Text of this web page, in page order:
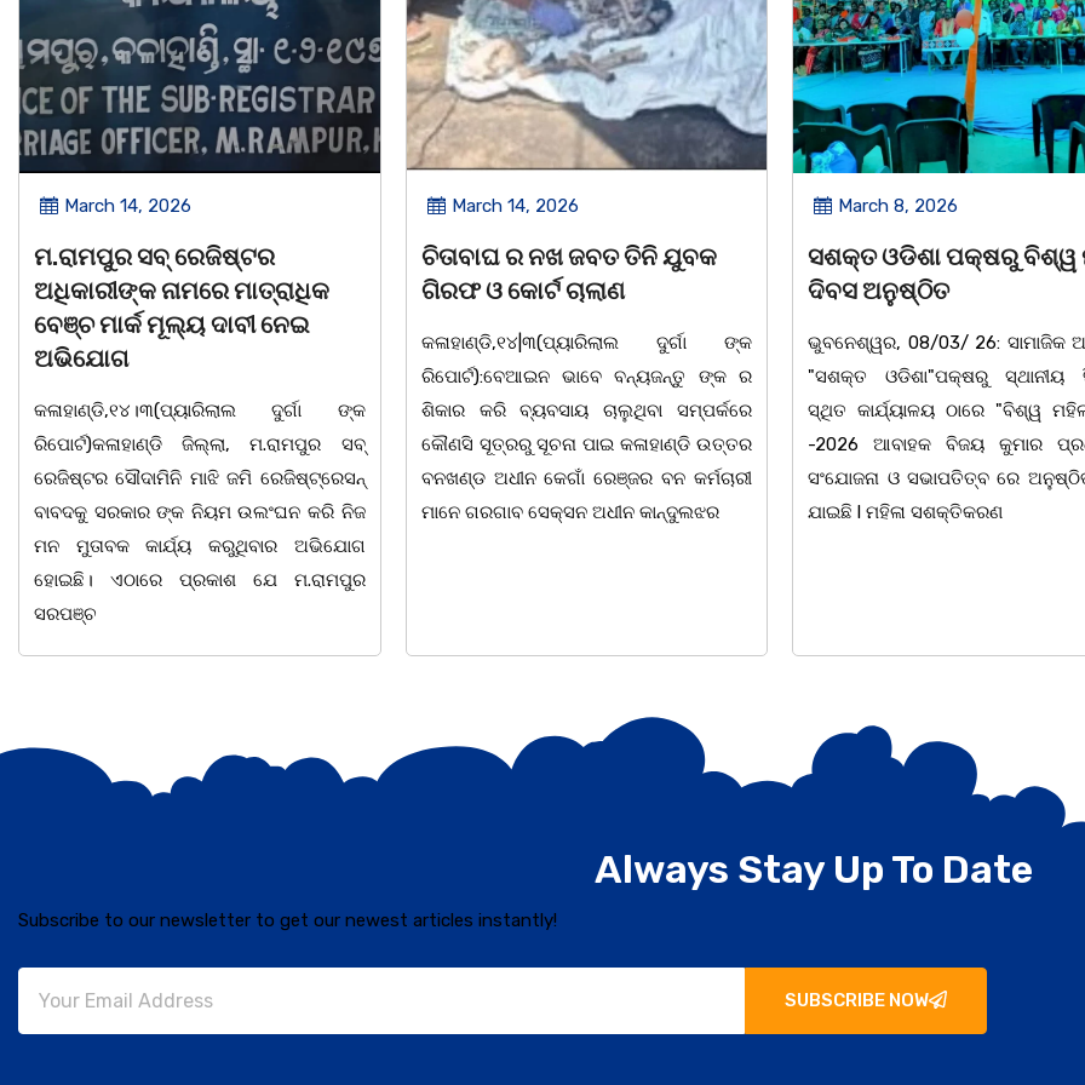
March 14, 2026
ଚିତାବାଘ ର ନଖ ଜବତ ତିନି ଯୁବକ
ଗିରଫ ଓ କୋର୍ଟ ଚାଲାଣ
କଳାହାଣ୍ଡି,୧୪|୩(ପ୍ୟାରିଲାଲ ଦୁର୍ଗା ଙ୍କ
ଶିକାର କରି ବ୍ୟବସାୟ ଚାଲୁଥିବା ସମ୍ପର୍କରେ
କୌଣସି ସୂତ୍ରରୁ ସୂଚନା ପାଇ କଳାହାଣ୍ଡି ଉତ୍ତର
ବନଖଣ୍ଡ ଅଧୀନ କେଗାଁ ରେଞ୍ଜର ବନ କର୍ମଚାରୀ
ମାନେ ଗରଗାବ ସେକ୍ସନ ଅଧୀନ କାନ୍ଦୁଲଝର
March 8, 2026
ସଶକ୍ତ ଓଡିଶା ପକ୍ଷରୁ ବିଶ୍ୱ ମହିଳା
ଦିବସ ଅନୁଷ୍ଠିତ
ଭୁବନେଶ୍ୱର, 08/03/ 26: ସାମାଜିକ ଅନୁଷ୍ଠାନ
"ସଶକ୍ତ ଓଡିଶା"ପକ୍ଷରୁ ସ୍ଥାନୀୟ ସିଆରପି
ସ୍ଥିତ କାର୍ଯ୍ୟାଳୟ ଠାରେ "ବିଶ୍ୱ ମହିଳା ଦିବସ
-2026 ଆବାହକ ବିଜୟ କୁମାର ପ୍ରଧାନଙ୍କ
ସଂଯୋଜନା ଓ ସଭାପତିତ୍ବ ରେ ଅନୁଷ୍ଠିତ ହୋଇ
ଯାଇଛି l ମହିଳା ସଶକ୍ତିକରଣ
March 8, 2026
ଆନ୍ତର୍ଜାତୀୟ ମହିଳା ଦିବସ
ଉପଲକ୍ଷେ ନାଟକ ‘ଖାଣ୍ଟି ସୁନା’
ଚିଲିକା: ଆନ୍ତର୍ଜାତୀୟ ମହିଳା
ଅବସରରେ ବାଲୁଗାଁସ୍ଥିତ ମା'
ନିକେତନ ର ଓଡ଼ିଆ ଅସ୍ମିତା ଉପରେ
ନାଟକ "ଖାଣ୍ଟି ସୁନା" ଗୈ।ରୀ
ପ୍ରତିଷ୍ଠାନ, ଖୋର୍ଦ୍ଧା ଆନୁକୁଲ୍ୟରେ
ହୋଇଯାଇଛି। ଡ଼ଃ ପ୍ରଦୀପ ଭୈମିକ ଙ୍କ
Always Stay Up To Date
Subscribe to our newsletter to get our newest articles instantly!
SUBSCRIBE NOW